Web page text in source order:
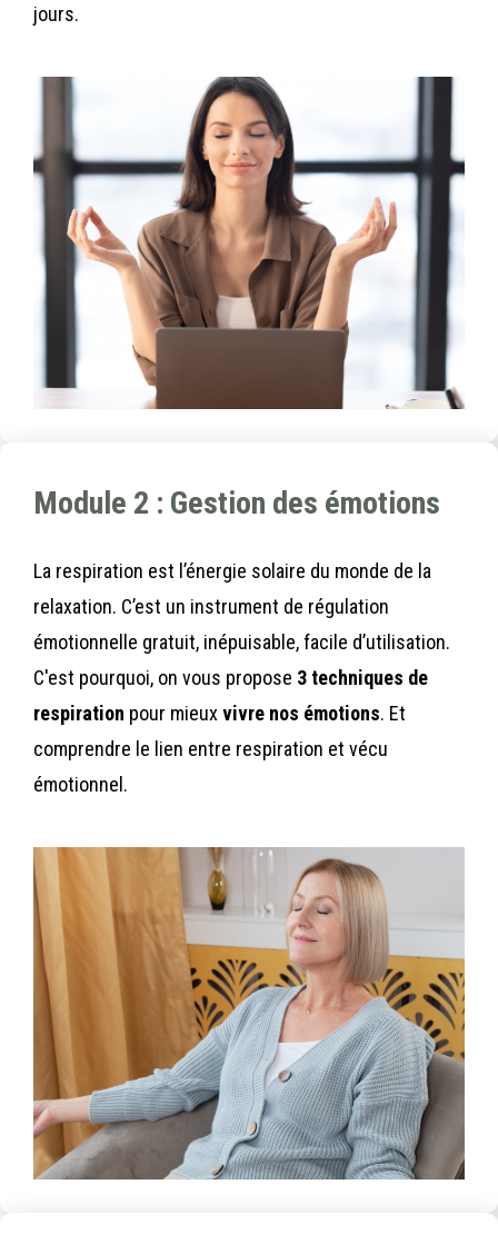
jours.
Module 2 : Gestion des émotions
La respiration est l’énergie solaire du monde de la
relaxation. C’est un instrument de régulation
émotionnelle gratuit, inépuisable, facile d’utilisation.
C'est pourquoi, on vous propose 3 techniques de
respiration pour mieuxvivre nos émotions. Et
comprendre le lien entre respiration et vécu
émotionnel.